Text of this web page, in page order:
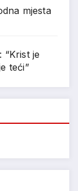
mjesta
“Krist je
teći”